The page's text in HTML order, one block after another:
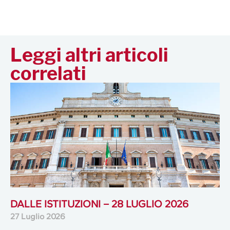
Leggi altri articoli
correlati
DALLE ISTITUZIONI – 28 LUGLIO 2026
27 Luglio 2026